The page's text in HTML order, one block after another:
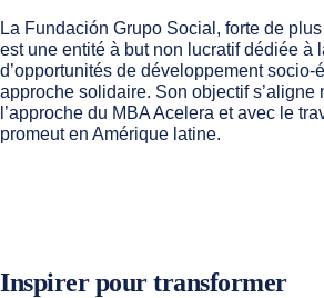
La Fundación Grupo Social, forte de
est une entité à but non lucratif dédiée à
d’opportunités de développement
approche solidaire. Son objectif s’aligne
l’approche du MBA Acelera et avec le
promeut en Amérique latine.
Inspirer pour transformer